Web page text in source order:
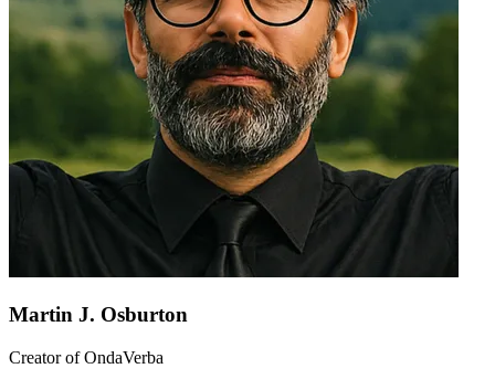
Martin J. Osburton
Creator of OndaVerba